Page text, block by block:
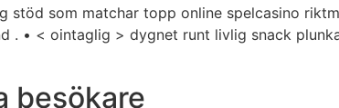
stöd som matchar topp online spelcasino
. • < ointaglig > dygnet runt livlig snack
besökare